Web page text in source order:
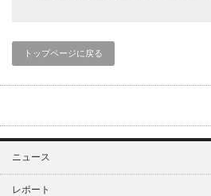
トップページに戻る
ニュース
レポート